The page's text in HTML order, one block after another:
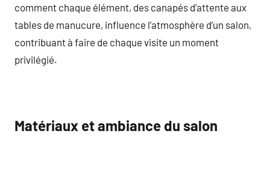
comment chaque élément, des canapés d’attente aux
tables de manucure, influence l’atmosphère d’un salon,
contribuant à faire de chaque visite un moment
privilégié.
Matériaux et ambiance du salon